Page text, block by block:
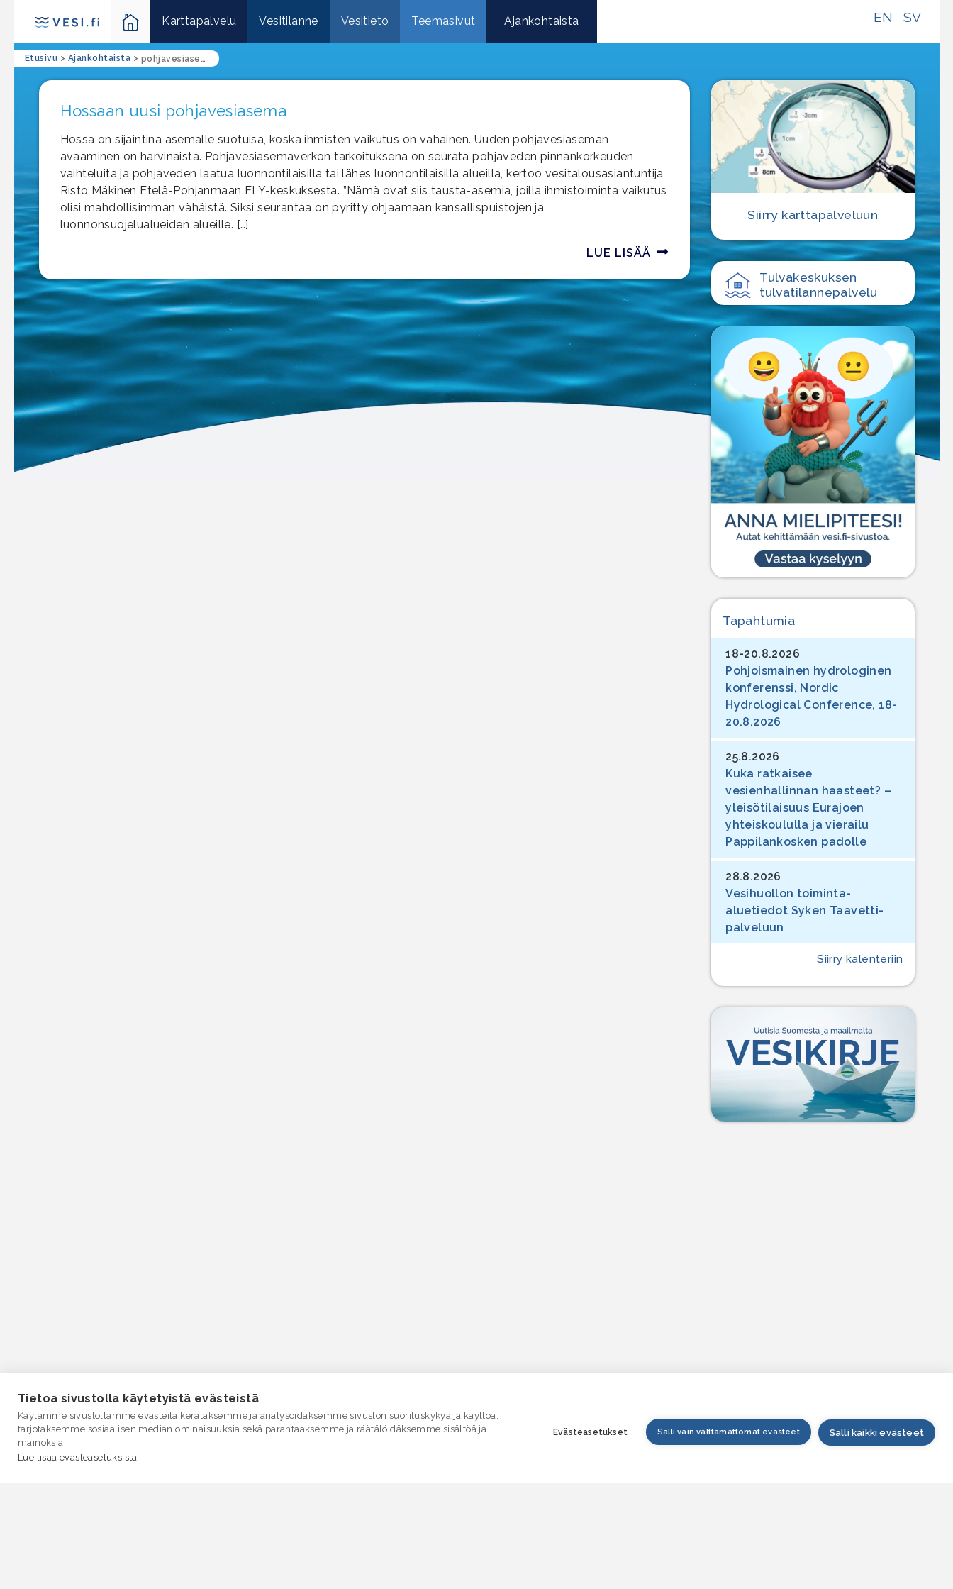
SV
EN
Karttapalvelu Vesitilanne Vesitieto Teemasivut Ajankohtaista
Etusivu > Ajankohtaista > pohjavesiasema
Hossaan uusi pohjavesiasema
Hossa on sijaintina asemalle suotuisa, koska ihmisten vaikutus on vähäinen. Uuden pohjavesiaseman
avaaminen on harvinaista. Pohjavesiasemaverkon tarkoituksena on seurata pohjaveden pinnankorkeuden
vaihteluita ja pohjaveden laatua luonnontilaisilla tai lähes luonnontilaisilla alueilla, kertoo vesitalousasiantuntija
Risto Mäkinen Etelä-Pohjanmaan ELY-keskuksesta. ”Nämä ovat siis tausta-asemia, joilla ihmistoiminta vaikutus
olisi mahdollisimman vähäistä. Siksi seurantaa on pyritty ohjaamaan kansallispuistojen ja
luonnonsuojelualueiden alueille. […]
LUE LISÄÄ
Siirry karttapalveluun
Tulvakeskuksen
tulvatilanne­palvelu
Tapahtumia
18-20.8.2026
Pohjoismainen hydrologinen
konferenssi, Nordic
Hydrological Conference, 18-
20.8.2026
25.8.2026
Kuka ratkaisee
vesienhallinnan haasteet? –
yleisötilaisuus Eurajoen
yhteiskoululla ja vierailu
Pappilankosken padolle
28.8.2026
Vesihuollon toiminta-
aluetiedot Syken Taavetti-
palveluun
Siirry kalenteriin
Tietoa sivustolla käytetyistä evästeistä
Käytämme sivustollamme evästeitä kerätäksemme ja analysoidaksemme sivuston suorituskykyä ja käyttöä,
tarjotaksemme sosiaalisen median ominaisuuksia sekä parantaaksemme ja räätälöidäksemme sisältöä ja
mainoksia.
Lue lisää evästeasetuksista
Evästeasetukset Salli vain välttämättömät evästeet Salli kaikki evästeet